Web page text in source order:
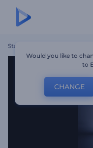
Startseite
Would you like to
to
CHANGE